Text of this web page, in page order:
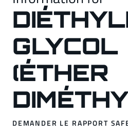
GLYCOL
(ÉTHER
DEMANDER LE RAPPORT